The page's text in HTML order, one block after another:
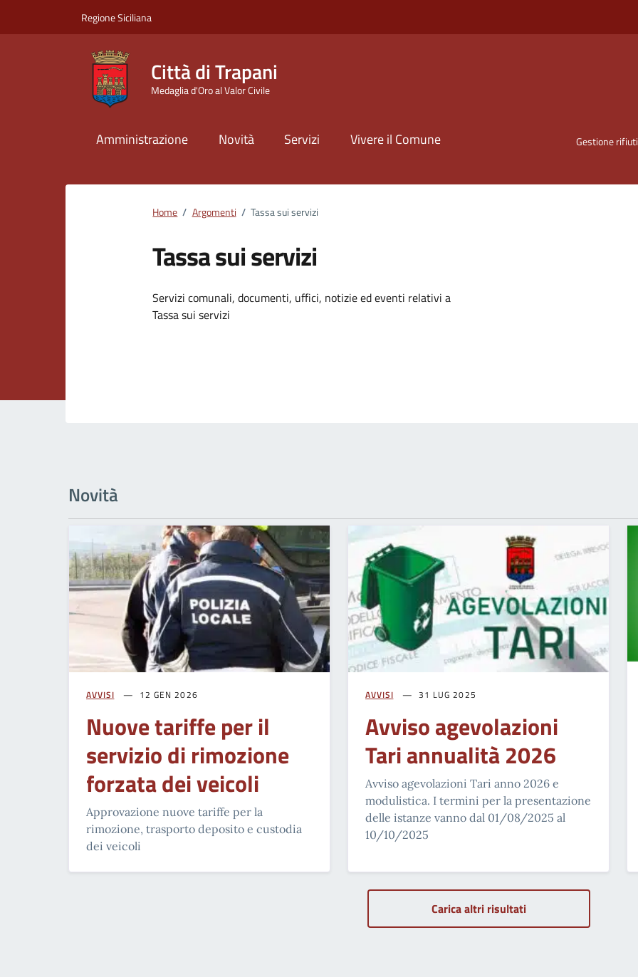
Regione Siciliana
Città di Trapani
Medaglia d'Oro al Valor Civile
Amministrazione Novità Servizi Vivere il Comune Gestione rifiuti
Home / Argomenti / Tassa sui servizi
Tassa sui servizi
Dettagli dell'argomento
Servizi comunali, documenti, uffici, notizie ed eventi relativi a
Tassa sui servizi
Novità
AVVISI 12 GEN 2026
Nuove tariffe per il
servizio di rimozione
forzata dei veicoli
Approvazione nuove tariffe per la
rimozione, trasporto deposito e custodia
dei veicoli
AVVISI 31 LUG 2025
Avviso agevolazioni
Tari annualità 2026
Avviso agevolazioni Tari anno 2026 e
modulistica. I termini per la presentazione
delle istanze vanno dal 01/08/2025 al
10/10/2025
Carica altri risultati